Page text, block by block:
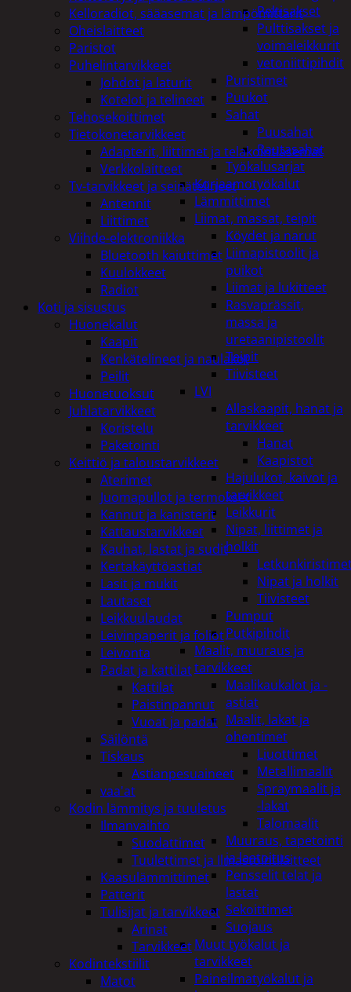
Peltisakset
Pulttisakset ja
voimaleikkurit
vetoniittipihdit
Puristimet
Puukot
Sahat
Puusahat
Rautasahat
Työkalusarjat
Korjaamotyökalut
Lämmittimet
Liimat, massat, teipit
Köydet ja narut
Liimapistoolit ja
puikot
Liimat ja lukitteet
Rasvaprässit,
massa ja
uretaanipistoolit
Teipit
Tiivisteet
LVI
Allaskaapit, hanat ja
tarvikkeet
Hanat
Kaapistot
Hajulukot, kaivot ja
tarvikkeet
Leikkurit
Nipat, liittimet ja
holkit
Nipat ja holkit
Tiivisteet
Pumput
Putkipihdit
Maalit, muuraus ja
tarvikkeet
Maalikaukalot ja -
astiat
Maalit, lakat ja
ohentimet
Liuottimet
Metallimaalit
Spraymaalit ja
-lakat
Talomaalit
Muuraus, tapetointi
ja laatoitus
Pensselit telat ja
lastat
Sekoittimet
Suojaus
Muut työkalut ja
tarvikkeet
Paineilmatyökalut ja
Kelloradiot, sääasemat ja lämpömittarit
Oheislaitteet
Paristot
Puhelintarvikkeet
Johdot ja laturit
Kotelot ja telineet
Tehosekoittimet
Tietokonetarvikkeet
Adapterit, liittimet ja telakointiasemat
Verkkolaitteet
Tv-tarvikkeet ja seinätelineet
Antennit
Liittimet
Viihde-elektroniikka
Bluetooth kaiuttimet
Kuulokkeet
Radiot
Koti ja sisustus
Huonekalut
Kaapit
Kenkätelineet ja naulakot
Peilit
Huonetuoksut
Juhlatarvikkeet
Koristelu
Paketointi
Keittiö ja taloustarvikkeet
Aterimet
Juomapullot ja termokset
Kannut ja kanisterit
Kattaustarvikkeet
Kauhat, lastat ja sudit
Kertakäyttöastiat
Lasit ja mukit
Lautaset
Leikkuulaudat
Leivinpaperit ja foliot
Leivonta
Padat ja kattilat
Kattilat
Paistinpannut
Vuoat ja padat
Säilöntä
Tiskaus
Astianpesuaineet
vaa'at
Kodin lämmitys ja tuuletus
Ilmanvaihto
Suodattimet
Tuulettimet ja Ilmastointilaitteet
Kaasulämmittimet
Patterit
Tulisijat ja tarvikkeet
Arinat
Tarvikkeet
Kodintekstiilit
Matot